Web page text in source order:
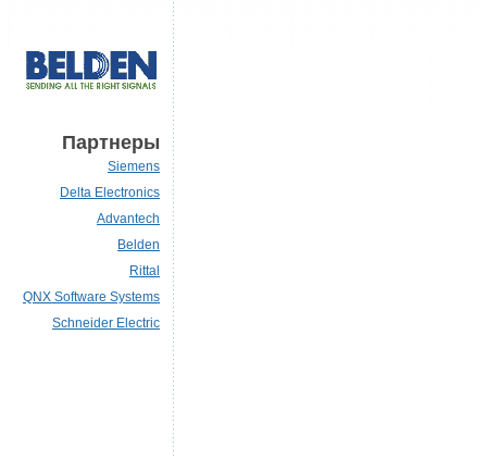
Партнеры
Siemens
Delta Electronics
Advantech
Belden
Rittal
QNX Software Systems
Schneider Electric